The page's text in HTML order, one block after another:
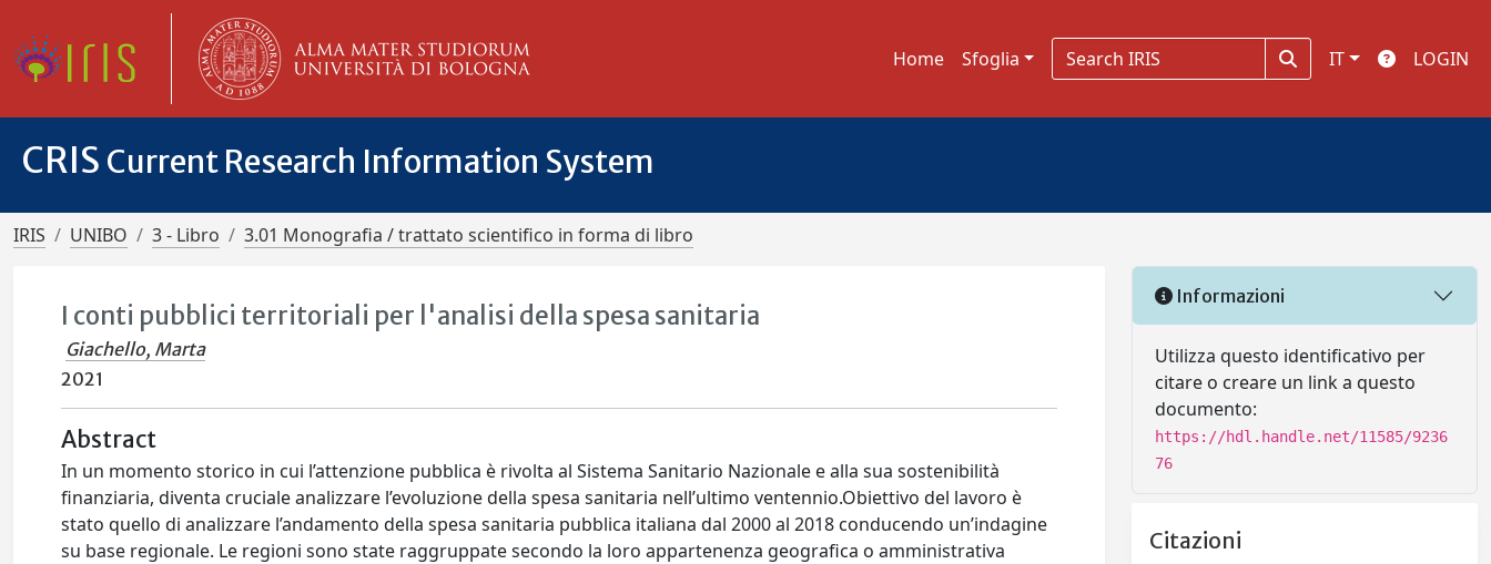
Home Sfoglia IT LOGIN
CRIS Current Research Information System
IRIS UNIBO 3 - Libro 3.01 Monografia / trattato scientifico in forma di libro
I conti pubblici territoriali per l'analisi della spesa sanitaria
Giachello, Marta
2021
Abstract
In un momento storico in cui l’attenzione pubblica è rivolta al Sistema Sanitario Nazionale e alla sua sostenibilità
finanziaria, diventa cruciale analizzare l’evoluzione della spesa sanitaria nell’ultimo ventennio.Obiettivo del lavoro è
stato quello di analizzare l’andamento della spesa sanitaria pubblica italiana dal 2000 al 2018 conducendo un’indagine
su base regionale. Le regioni sono state raggruppate secondo la loro appartenenza geografica o amministrativa
Informazioni
Utilizza questo identificativo per
citare o creare un link a questo
documento:
https://hdl.handle.net/11585/9236
76
Citazioni